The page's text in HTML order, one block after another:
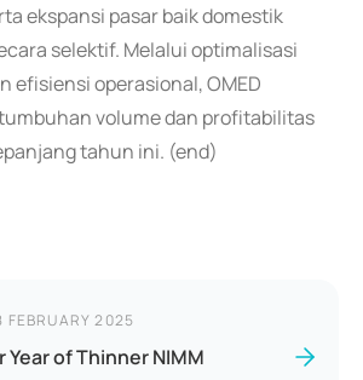
ekspansi pasar baik domestik
selektif. Melalui optimalisasi
efisiensi operasional, OMED
volume dan profitabilitas
tahun ini. (end)
FEBRUARY 2025
of Thinner NIMM